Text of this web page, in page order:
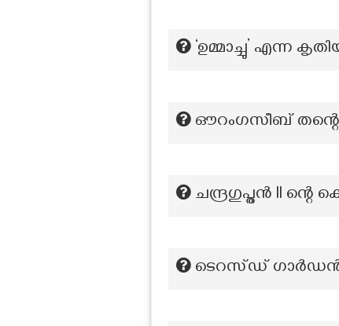
‘ഉമ്മാച്ചു’ എന്ന
ഔറംഗസീബ് തന്റെ
ചന്ദ്രഗുപ്തൻ Il ന്റെ
ടെറസ്ഡ് ഗാർഡൻ